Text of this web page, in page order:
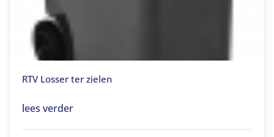
RTV Losser ter zielen
lees verder